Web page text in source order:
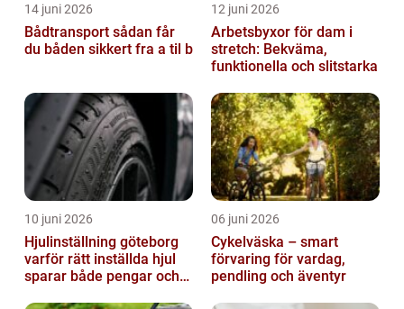
14 juni 2026
Bådtransport sådan får
du båden sikkert fra a til b
12 juni 2026
Arbetsbyxor för dam i
stretch: Bekväma,
funktionella och slitstarka
10 juni 2026
Hjulinställning göteborg
varför rätt inställda hjul
sparar både pengar och
06 juni 2026
Cykelväska – smart
förvaring för vardag,
pendling och äventyr